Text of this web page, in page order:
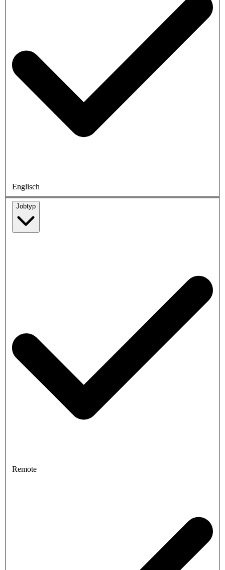
Englisch
Jobtyp
Remote